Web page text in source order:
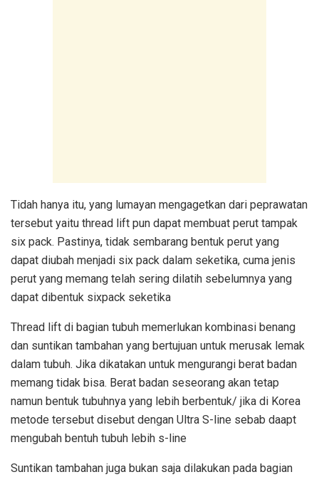
Tidah hanya itu, yang lumayan mengagetkan dari peprawatan
tersebut yaitu thread lift pun dapat membuat perut tampak
six pack. Pastinya, tidak sembarang bentuk perut yang
dapat diubah menjadi six pack dalam seketika, cuma jenis
perut yang memang telah sering dilatih sebelumnya yang
dapat dibentuk sixpack seketika
Thread lift di bagian tubuh memerlukan kombinasi benang
dan suntikan tambahan yang bertujuan untuk merusak lemak
dalam tubuh. Jika dikatakan untuk mengurangi berat badan
memang tidak bisa. Berat badan seseorang akan tetap
namun bentuk tubuhnya yang lebih berbentuk/ jika di Korea
metode tersebut disebut dengan Ultra S-line sebab daapt
mengubah bentuh tubuh lebih s-line
Suntikan tambahan juga bukan saja dilakukan pada bagian